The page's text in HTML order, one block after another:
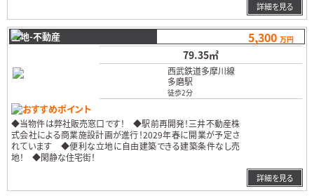
詳細を見る
土地-不動産 5,300 万円
79.35㎡
西武鉄道多摩川線
多磨駅
徒歩2分
詳細を見る
おすすめポイント
◆当物件は弊社販売窓口です！ ◆駅前再開発！三井不動産株
式会社による商業施設計画が進行！2029年春に開業が予定さ
れています ◆便利な立地に自由建築できる建築条件なし売
地！ ◆閑静な住宅街！